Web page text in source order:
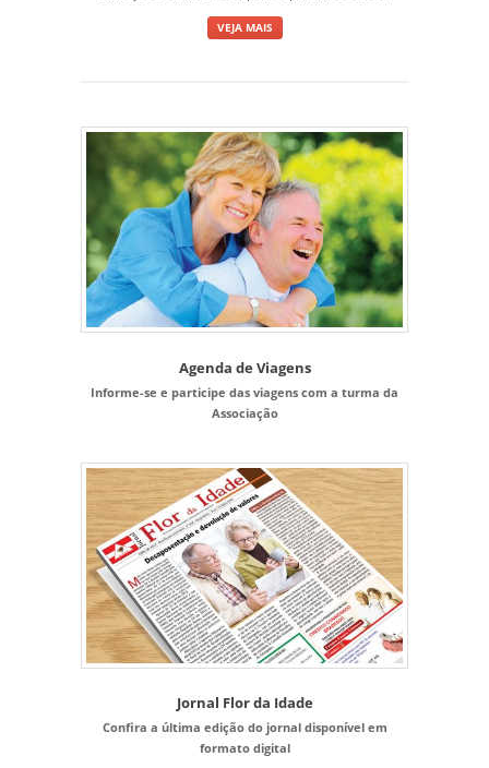
VEJA MAIS
Agenda de Viagens
Informe-se e participe das viagens com a turma da
Associação
Jornal Flor da Idade
Confira a última edição do jornal disponível em
formato digital